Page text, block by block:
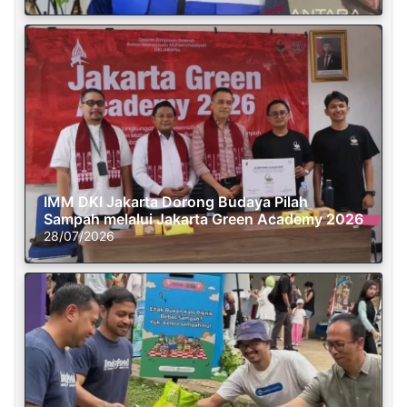
IMM DKI Jakarta Dorong Budaya Pilah
Sampah melalui Jakarta Green Academy 2026
28/07/2026